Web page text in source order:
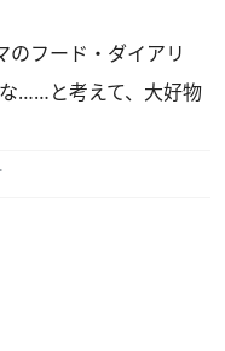
のフード・ダイアリ
……と考えて、大好物